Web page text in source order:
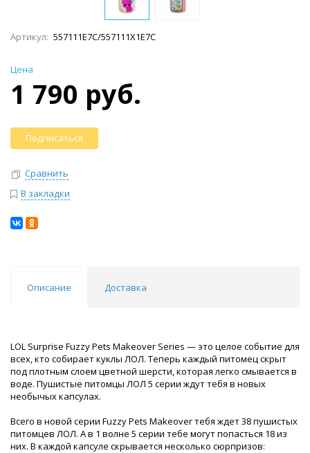
Артикул: 557111E7C/557111X1E7C
Цена
1 790 руб.
Подписаться
Сравнить
В закладки
Описание Доставка
LOL Surprise Fuzzy Pets Makeover Series — это целое событие для
всех, кто собирает куклы ЛОЛ. Теперь каждый питомец скрыт
под плотным слоем цветной шерсти, которая легко смывается в
воде. Пушистые питомцы ЛОЛ 5 серии ждут тебя в новых
необычых капсулах.
Всего в новой серии Fuzzy Pets Makeover тебя ждет 38 пушистых
питомцев ЛОЛ. А в 1 волне 5 серии тебе могут попасться 18 из
них. В каждой капсуле скрывается несколько сюрпризов: